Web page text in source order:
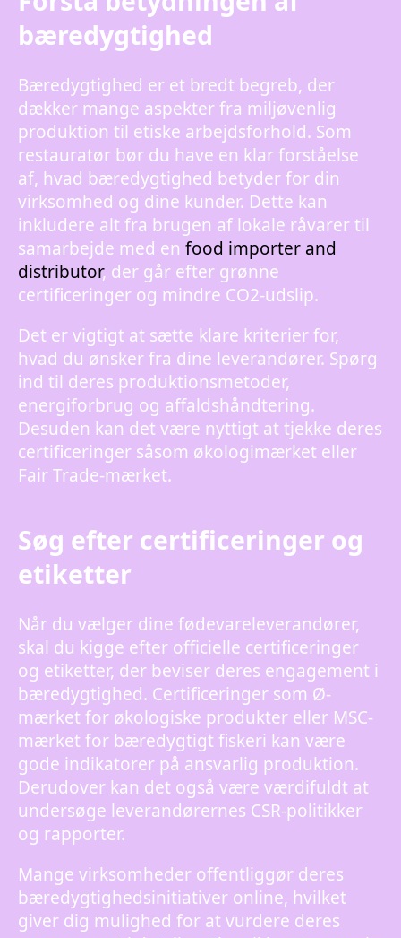
bæredygtighed
Bæredygtighed er et bredt begreb, der
dækker mange aspekter fra miljøvenlig
produktion til etiske arbejdsforhold. Som
restauratør bør du have en klar forståelse
af, hvad bæredygtighed betyder for din
virksomhed og dine kunder. Dette kan
inkludere alt fra brugen af lokale råvarer til
samarbejde med en food importer and
distributor, der går efter grønne
certificeringer og mindre CO2-udslip.
Det er vigtigt at sætte klare kriterier for,
hvad du ønsker fra dine leverandører. Spørg
ind til deres produktionsmetoder,
energiforbrug og affaldshåndtering.
Desuden kan det være nyttigt at tjekke deres
certificeringer såsom økologimærket eller
Fair Trade-mærket.
Søg efter certificeringer og
etiketter
Når du vælger dine fødevareleverandører,
skal du kigge efter officielle certificeringer
og etiketter, der beviser deres engagement i
bæredygtighed. Certificeringer som Ø-
mærket for økologiske produkter eller MSC-
mærket for bæredygtigt fiskeri kan være
gode indikatorer på ansvarlig produktion.
Derudover kan det også være værdifuldt at
undersøge leverandørernes CSR-politikker
og rapporter.
Mange virksomheder offentliggør deres
bæredygtighedsinitiativer online, hvilket
giver dig mulighed for at vurdere deres